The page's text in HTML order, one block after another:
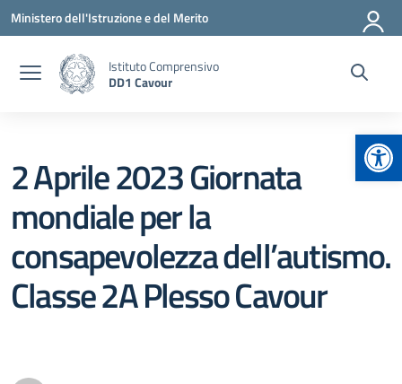
Vai ai contenuti
Vai al menu di navigazione
Vai al footer
Ministero dell'Istruzione e del Merito
Istituto Comprensivo
DD1 Cavour
2 Aprile 2023 Giornata
mondiale per la
consapevolezza dell’autismo.
Classe 2A Plesso Cavour